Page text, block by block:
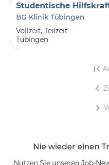
BG Klinik Tübingen
Vollzeit, Teilzeit
Tübingen
Nie wieder einen
Nutzen Sie unseren Job-